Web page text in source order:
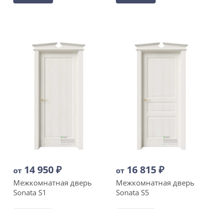
от 14 950₽
Межкомнатная дверь
Sonata S1
от 16 815₽
Межкомнатная дверь
Sonata S5